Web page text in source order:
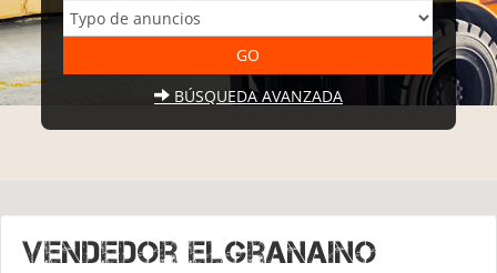
BÚSQUEDA AVANZADA
Vendedor elgranaino